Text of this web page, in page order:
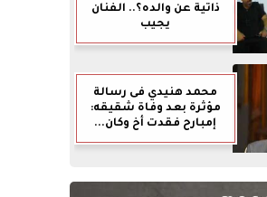
ذاتية عن والده؟.. الفنان
يجيب
محمد هنيدي فى رسالة
مؤثرة بعد وفاة شقيقه:
إمبارح فقدت أخ وكان...